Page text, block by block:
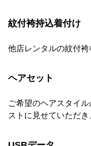
紋付袴持込着付け
他店レンタルの紋付袴
ヘアセット
ご希望のヘアスタイ
ストに見せていただき